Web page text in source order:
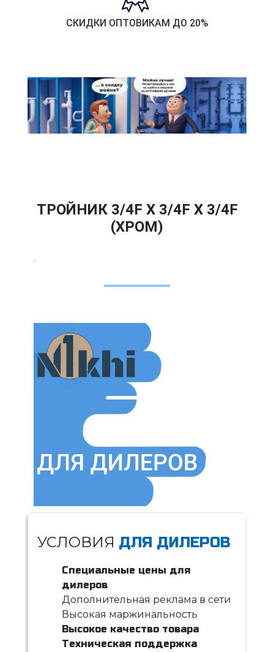
СКИДКИ ОПТОВИКАМ ДО 20%
ТРОЙНИК 3/4F X 3/4F X 3/4F
(ХРОМ)
УСЛОВИЯ ДЛЯ ДИЛЕРОВ
Специальные цены для
дилеров
Дополнительная реклама в сети
Высокая маржинальность
Высокое качество товара
Техническая поддержка